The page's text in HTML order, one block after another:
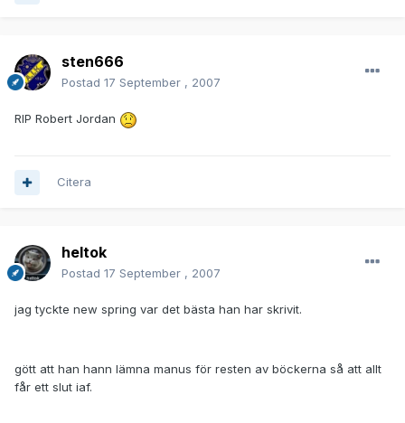
sten666
Postad 17 September , 2007
RIP Robert Jordan
Citera
heltok
Postad 17 September , 2007
jag tyckte new spring var det bästa han har skrivit.
gött att han hann lämna manus för resten av böckerna så att allt
får ett slut iaf.